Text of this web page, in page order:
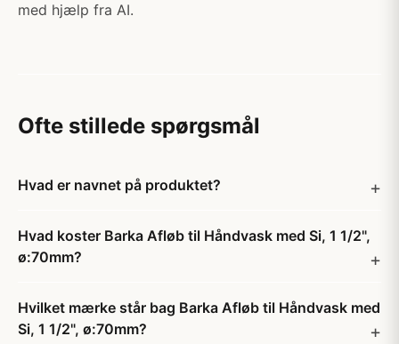
med hjælp fra AI.
Ofte stillede spørgsmål
Hvad er navnet på produktet?
Hvad koster Barka Afløb til Håndvask med Si, 1 1/2",
ø:70mm?
Hvilket mærke står bag Barka Afløb til Håndvask med
Si, 1 1/2", ø:70mm?